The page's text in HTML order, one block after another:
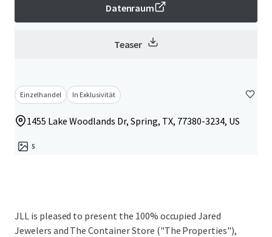
Datenraum
Teaser
Einzelhandel In Exklusivität
1455 Lake Woodlands Dr, Spring, TX, 77380-3234, US
5
JLL is pleased to present the 100% occupied Jared
Jewelers and The Container Store ("The Properties"),